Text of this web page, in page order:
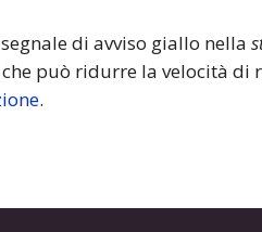
di avviso giallo nella
può ridurre la velocità di
.